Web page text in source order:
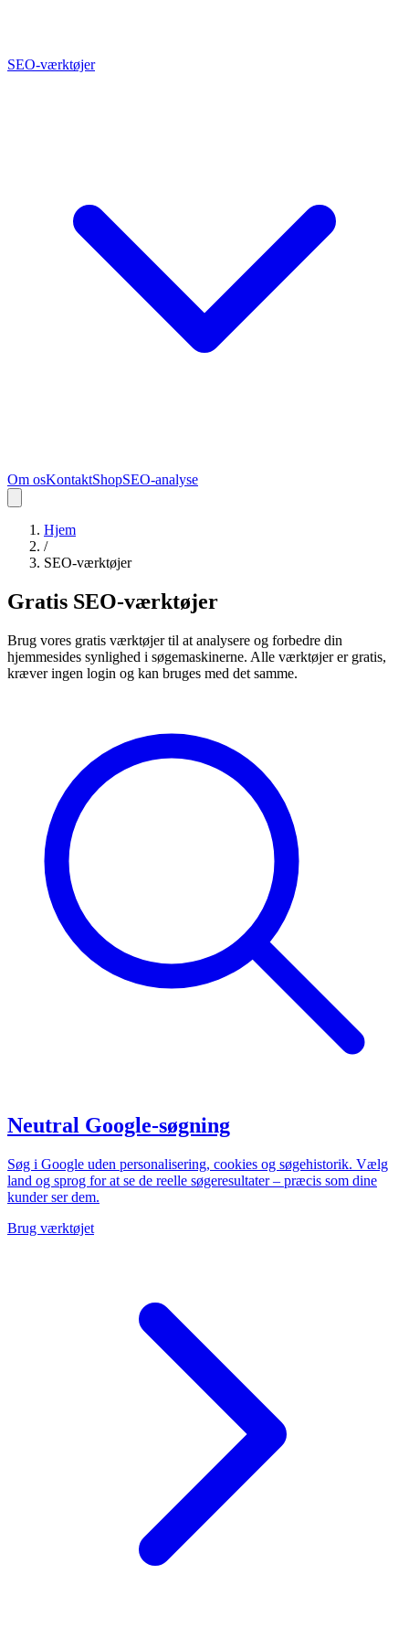
SEO-værktøjer
Om osKontaktShopSEO-analyse
Hjem
/
SEO-værktøjer
Gratis SEO-værktøjer
Brug vores gratis værktøjer til at analysere og forbedre din
hjemmesides synlighed i søgemaskinerne. Alle værktøjer er gratis,
kræver ingen login og kan bruges med det samme.
Neutral Google-søgning
Søg i Google uden personalisering, cookies og søgehistorik. Vælg
land og sprog for at se de reelle søgeresultater – præcis som dine
kunder ser dem.
Brug værktøjet